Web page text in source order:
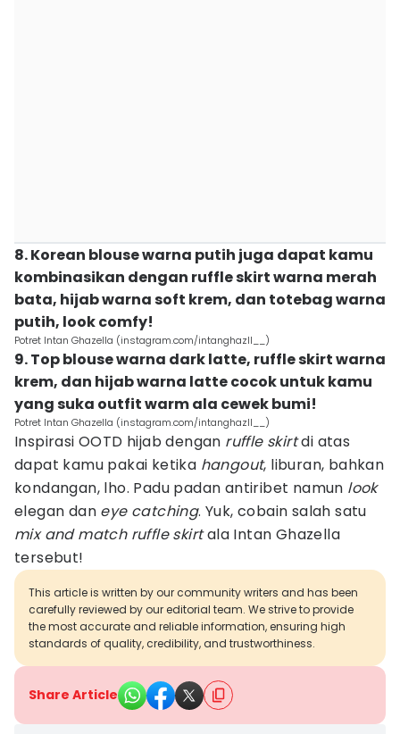
8. Korean blouse warna putih juga dapat kamu
kombinasikan dengan ruffle skirt warna merah
bata, hijab warna soft krem, dan totebag warna
putih, look comfy!
Potret Intan Ghazella (instagram.com/intanghazll__)
9. Top blouse warna dark latte, ruffle skirt warna
krem, dan hijab warna latte cocok untuk kamu
yang suka outfit warm ala cewek bumi!
Potret Intan Ghazella (instagram.com/intanghazll__)
Inspirasi OOTD hijab dengan ruffle skirtdi atas
dapat kamu pakai ketika hangout, liburan, bahkan
kondangan, lho. Padu padan antiribet namun look
elegan dan eye catching. Yuk, cobain salah satu
mix and match ruffle skirtala Intan Ghazella
tersebut!
This article is written by our community writers and has been
carefully reviewed by our editorial team. We strive to provide
the most accurate and reliable information, ensuring high
standards of quality, credibility, and trustworthiness.
Share Article